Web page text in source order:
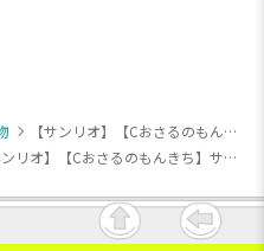
【サンリオ】【Cおさるのもんきち】サンリオキャラクターズ いちご新聞650号コラボレーションマスコット②
【サンリオ】【Cおさるのもんきち】サンリオキャラクターズ いちご新聞650号コラボレーションマスコット②